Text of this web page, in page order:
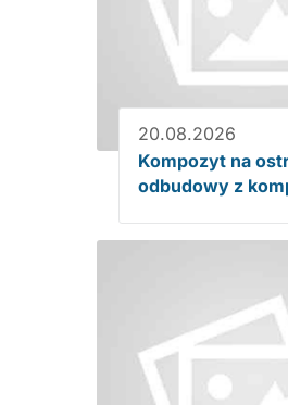
20.08.2026
Kompozyt na
odbudowy z